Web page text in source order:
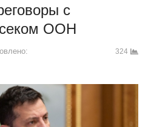
с
ООН
324